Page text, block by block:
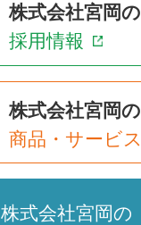
株式会社宮岡の
採用情報
株式会社宮岡の
商品・サービス
株式会社宮岡の